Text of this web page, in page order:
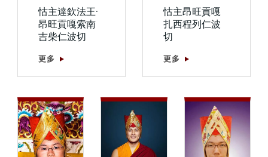
怙主達欽法王·
昂旺貢嘎索南
吉柴仁波切
更多
怙主昂旺貢嘎
扎西程列仁波
切
更多